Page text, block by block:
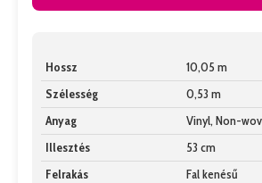
Hossz
10,05 m
Szélesség
0,53 m
Anyag
Vinyl, Non-
Illesztés
53 cm
Felrakás
Fal kenésű